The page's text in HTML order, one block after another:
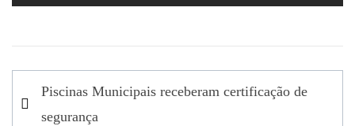
Navegação
de
Piscinas Municipais receberam certificação de
segurança